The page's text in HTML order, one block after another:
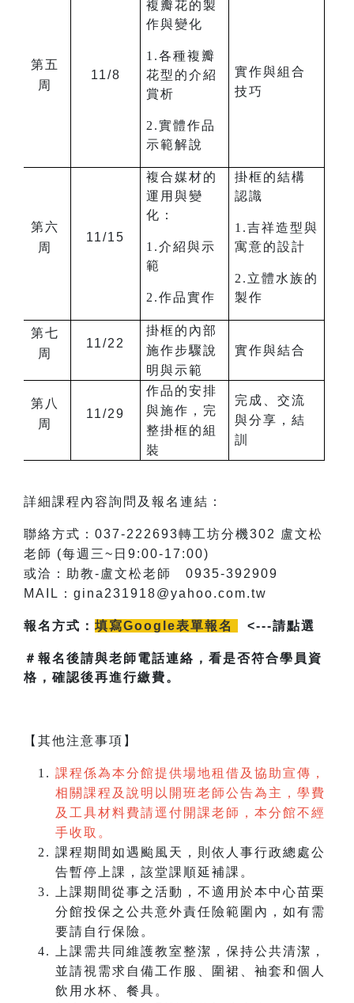
第五
周
11/8
複瓣花的製
作與變化
1.各種複瓣
花型的介紹
賞析
2.實體作品
示範解說
實作與組合
技巧
第六
周
11/15
複合媒材的
運用與變
化：
1.介紹與示
範
2.作品實作
掛框的結構
認識
1.吉祥造型與
寓意的設計
2.立體水族的
製作
第七
周
11/22
掛框的內部
施作步驟說
明與示範
實作與結合
第八
周
11/29
作品的安排
與施作，完
整掛框的組
裝
完成、交流
與分享，結
訓
詳細課程內容詢問及報名連結：
聯絡方式：037-222693轉工坊分機302 盧文松
老師 (每週三~日9:00-17:00)
或洽：助教-盧文松老師 0935-392909
MAIL ：gina231918@yahoo.com.tw
報名方式： 填寫Google表單報名 <---請點選
＃報名後請與老師電話連絡，看是否符合學員資
格，確認後再進行繳費。
【其他注意事項】
課程係為本分館提供場地租借及協助宣傳，
相關課程及說明以開班老師公告為主，學費
及工具材料費請逕付開課老師，本分館不經
手收取。
課程期間如遇颱風天，則依人事行政總處公
告暫停上課，該堂課順延補課。
上課期間從事之活動，不適用於本中心苗栗
分館投保之公共意外責任險範圍內，如有需
要請自行保險。
上課需共同維護教室整潔，保持公共清潔，
並請視需求自備工作服、圍裙、袖套和個人
飲用水杯、餐具。